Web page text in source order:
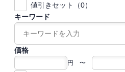
値引きセット（0）
キーワード
価格
円 〜